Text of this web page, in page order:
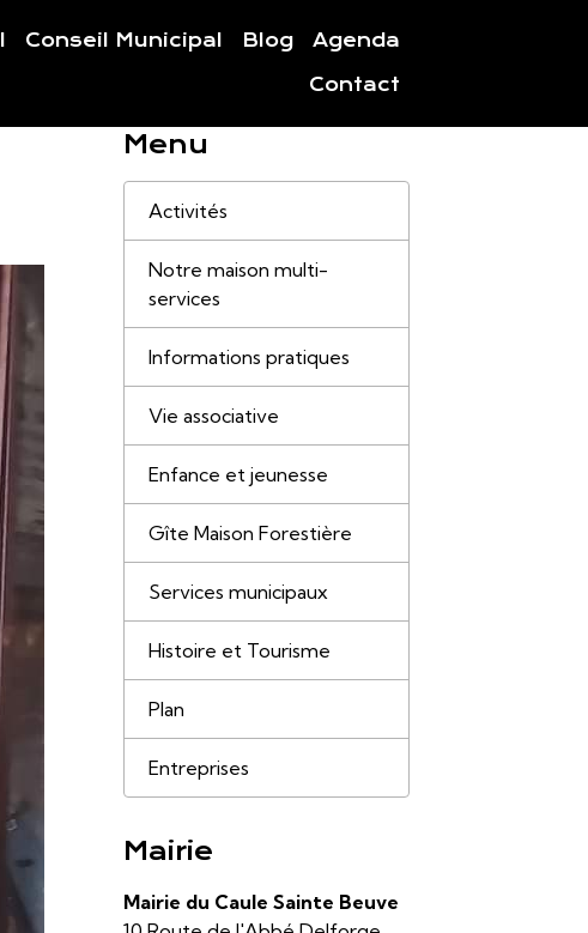
Conseil Municipal Blog Agenda
Contact
Menu
Activités
Notre maison multi-
services
Informations pratiques
Vie associative
Enfance et jeunesse
Gîte Maison Forestière
Services municipaux
Histoire et Tourisme
Plan
Entreprises
Mairie
Mairie du Caule Sainte Beuve